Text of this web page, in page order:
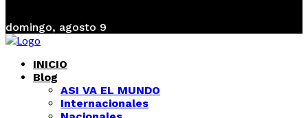
domingo, agosto 9
INICIO
Blog
ASI VA EL MUNDO
Internacionales